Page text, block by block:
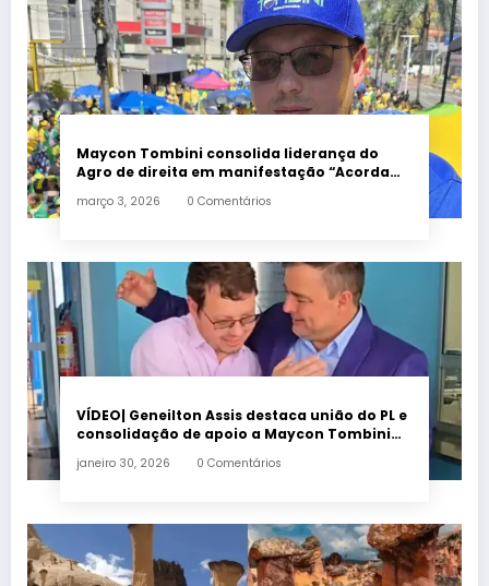
Maycon Tombini consolida liderança do
Agro de direita em manifestação “Acorda
março 3, 2026 0 Comentários
VÍDEO| Geneilton Assis destaca união do PL e
consolidação de apoio a Maycon Tombini
janeiro 30, 2026 0 Comentários